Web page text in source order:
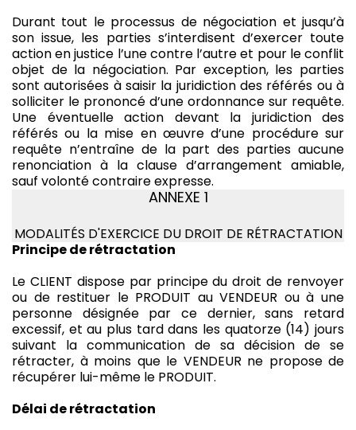
Durant tout le processus de négociation et jusqu’à
son issue, les parties s’interdisent d’exercer toute
action en justice l’une contre l’autre et pour le conflit
objet de la négociation. Par exception, les parties
sont autorisées à saisir la juridiction des référés ou à
solliciter le prononcé d’une ordonnance sur requête.
Une éventuelle action devant la juridiction des
référés ou la mise en œuvre d’une procédure sur
requête n’entraîne de la part des parties aucune
renonciation à la clause d’arrangement amiable,
sauf volonté contraire expresse.
ANNEXE 1
MODALITÉS D'EXERCICE DU DROIT DE RÉTRACTATION
Principe de rétractation
Le CLIENT dispose par principe du droit de renvoyer
ou de restituer le PRODUIT au VENDEUR ou à une
personne désignée par ce dernier, sans retard
excessif, et au plus tard dans les quatorze (14) jours
suivant la communication de sa décision de se
rétracter, à moins que le VENDEUR ne propose de
récupérer lui-même le PRODUIT.
Délai de rétractation